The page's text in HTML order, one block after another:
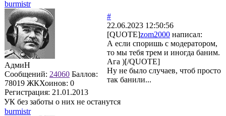
burmistr
АдмиН
Сообщений: 24060 Баллов:
78019 ЖКХоинов: 0
Регистрация: 21.01.2013
#
22.06.2023 12:50:56
[QUOTE]zom2000 написал:
А если споришь с модератором,
то мы тебя трем и иногда баним.
Ага )[/QUOTE]
Ну не было случаев, чтоб просто
так банили...
УК без заботы о них не останутся
burmistr